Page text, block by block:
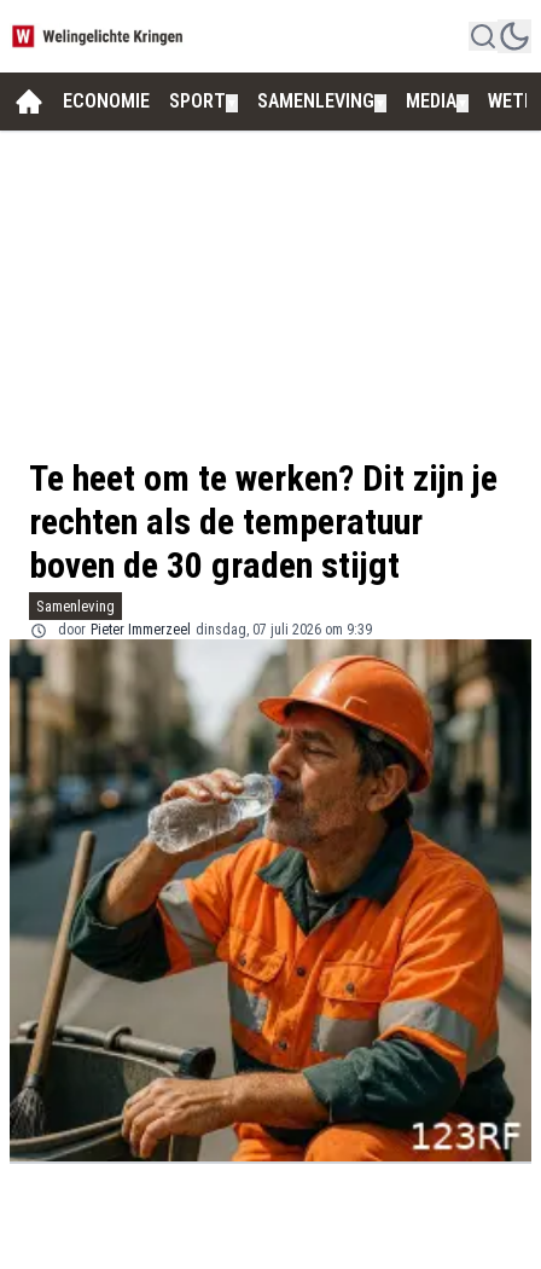
ECONOMIE SPORT SAMENLEVING MEDIA
Te heet om te werken? Dit zijn je
rechten als de temperatuur
boven de 30 graden stijgt
Samenleving
door Pieter Immerzeel dinsdag, 07 juli 2026 om 9:39